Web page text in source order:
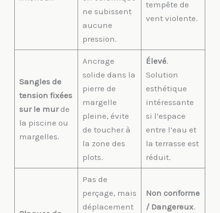
ne subissent
aucune
pression.
tempête de
vent violente.
Sangles de
tension fixées
sur le murde
la piscine ou
margelles.
Ancrage
solide dans la
pierre de
margelle
pleine, évite
de toucher à
la zone des
plots.
Élevé.
Solution
esthétique
intéressante
si l’espace
entre l’eau et
la terrasse est
réduit.
Pas de
perçage, mais
déplacement
Non conforme
/ Dangereux.